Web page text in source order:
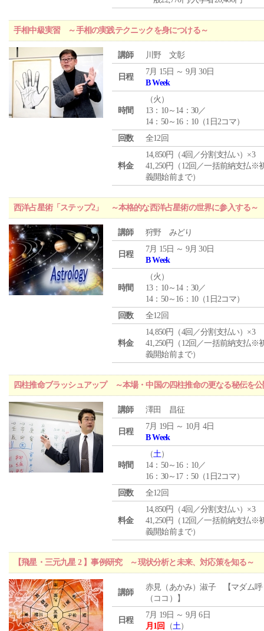
手相中級実習 ～手相の実践テクニックを身につける～
講師 川野 文彰
日程
7月 15日 ～ 9月 30日
B Week
時間
（火 ）
13：10～14：30／
14：50～16：10（1日2コマ）
回数
全12回
料金
14,850円（4回／分割支払い）×3
41,250円（12回／一括前納支払※
義開始前まで）
西洋占星術「ステップ2」 ～本格的な西洋占星術の世界に参入する～
講師 狩野 みどり
日程
7月 15日 ～ 9月 30日
B Week
時間
（火 ）
13：10～14：30／
14：50～16：10（1日2コマ）
回数
全12回
料金
14,850円（4回／分割支払い）×3
41,250円（12回／一括前納支払※
義開始前まで）
四柱推命ブラッシュアップ ～本場・中国の四柱推命の更なる秘伝を
講師 澤田 昌征
日程
7月 19日 ～ 10月 4日
B Week
時間
（土）
14：50～16：10／
16：30～17：50（1日2コマ）
回数
全12回
料金
14,850円（4回／分割支払い）×3
41,250円（12回／一括前納支払※
義開始前まで）
【飛星・三元九星 2 】事例研究 ～現状分析と未来、対応策を知る～
講師
赤見（あかみ）淑子 【マダム呼
（ココ）】
日程
7月 19日 ～ 9月 6日
月1回
（土）